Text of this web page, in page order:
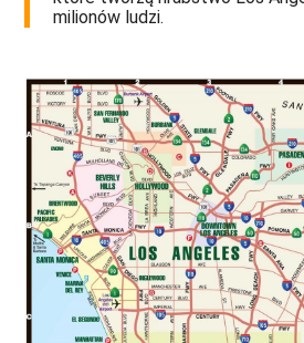
milionów ludzi.